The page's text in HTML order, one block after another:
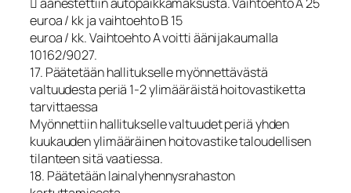
euroa / kk ja vaihtoehto B 15
euroa / kk. Vaihtoehto A voitti äänijakaumalla
10162/9027.
17. Päätetään hallitukselle myönnettävästä
valtuudesta periä 1-2 ylimääräistä hoitovastiketta
tarvittaessa
Myönnettiin hallitukselle valtuudet periä yhden
kuukauden ylimääräinen hoitovastike taloudellisen
tilanteen sitä vaatiessa.
18. Päätetään lainalyhennysrahaston